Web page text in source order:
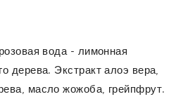
вода - лимонная
дерева. Экстракт алоэ вера,
масло жожоба, грейпфрут.